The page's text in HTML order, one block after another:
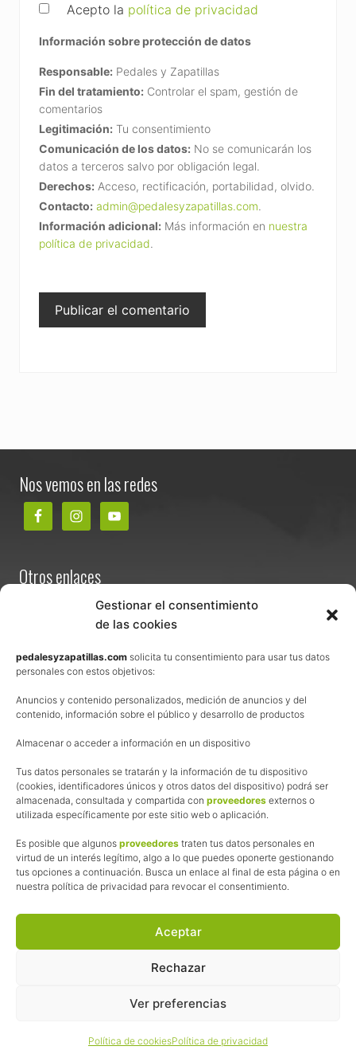
Gestionar el consentimiento
de las cookies
pedalesyzapatillas.com solicita tu consentimiento para usar tus datos
personales con estos objetivos:
Anuncios y contenido personalizados, medición de anuncios y del
contenido, información sobre el público y desarrollo de productos
Almacenar o acceder a información en un dispositivo
Tus datos personales se tratarán y la información de tu dispositivo
(cookies, identificadores únicos y otros datos del dispositivo) podrá ser
almacenada, consultada y compartida con proveedores externos o
utilizada específicamente por este sitio web o aplicación.
Es posible que algunos proveedores traten tus datos personales en
virtud de un interés legítimo, algo a lo que puedes oponerte gestionando
tus opciones a continuación. Busca un enlace al final de esta página o en
nuestra política de privacidad para revocar el consentimiento.
Aceptar
Rechazar
Ver preferencias
Política de cookiesPolítica de privacidad
Acepto la política de privacidad
Información sobre protección de datos
Responsable: Pedales y Zapatillas
Fin del tratamiento: Controlar el spam, gestión de
comentarios
Legitimación: Tu consentimiento
Comunicación de los datos: No se comunicarán los
datos a terceros salvo por obligación legal.
Derechos: Acceso, rectificación, portabilidad, olvido.
Contacto: admin@pedalesyzapatillas.com.
Información adicional: Más información en nuestra
política de privacidad.
Nos vemos en las redes
Otros enlaces
Términos y condiciones de venta
Política de privacidad
Política de cookies
Afiliación
La web de Pedalesyzapatillas utiliza programas de afiliación.
¿Qué significa esto?
Cuando recomiendo algún producto, pongo enlaces a tiendas
online que utilizo y, por cada compra que realizas, me llevo
una comisión sin que a ti te cueste más dinero.
Esas comisiones me permiten seguir manteniendo esta web,
las inscripciones a muchas de las marchas para después
Siempre escribo sobre productos y tiendas que he probado